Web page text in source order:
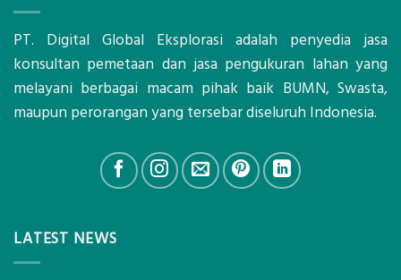
PT. Digital Global Eksplorasi adalah penyedia jasa
konsultan pemetaan dan jasa pengukuran lahan yang
melayani berbagai macam pihak baik BUMN, Swasta,
maupun perorangan yang tersebar diseluruh Indonesia.
LATEST NEWS